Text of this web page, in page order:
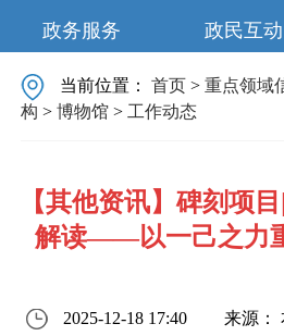
政务服务
政民互动
当前位置：首页 >重点领域
构 >博物馆 > 工作动态
【其他资讯】碑刻项
解读——以一己之力
2025-12-18 17:40 来源：